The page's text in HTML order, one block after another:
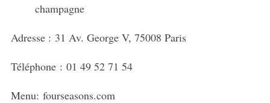
champagne
Adresse : 31 Av. George V, 75008 Paris
Téléphone : 01 49 52 71 54
Menu: fourseasons.com